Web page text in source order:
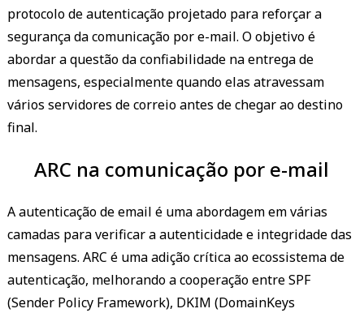
protocolo de autenticação projetado para reforçar a
segurança da comunicação por e-mail. O objetivo é
abordar a questão da confiabilidade na entrega de
mensagens, especialmente quando elas atravessam
vários servidores de correio antes de chegar ao destino
final.
ARC na comunicação por e-mail
A autenticação de email é uma abordagem em várias
camadas para verificar a autenticidade e integridade das
mensagens. ARC é uma adição crítica ao ecossistema de
autenticação, melhorando a cooperação entre SPF
(Sender Policy Framework), DKIM (DomainKeys